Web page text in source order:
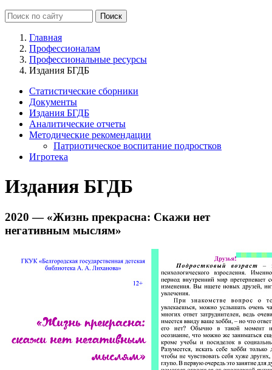
Главная
Профессионалам
Профессиональные ресурсы
Издания БГДБ
Статистические сборники
Документы
Издания БГДБ
Аналитические отчеты
Методические рекомендации
Патриотическое воспитание подростков
Игротека
Издания БГДБ
2020 — «Жизнь прекрасна: Скажи нет
негативным мыслям»